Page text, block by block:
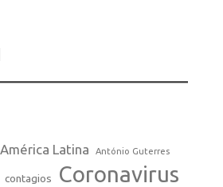
América Latina António Guterres
contagios Coronavirus